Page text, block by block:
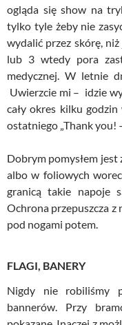
ogląda się show na
tylko tyle żeby nie
wydalić przez skórę,
lub 3 wtedy pora
medycznej. W letnie
Uwierzcie mi – idzie
cały okres kilku
ostatniego „Thank you!
Dobrym pomysłem jest
albo w foliowych
granicą takie napoje
Ochrona przepuszcza z
pod nogami potem.
FLAGI, BANERY
Nigdy nie robiliśmy
bannerów. Przy